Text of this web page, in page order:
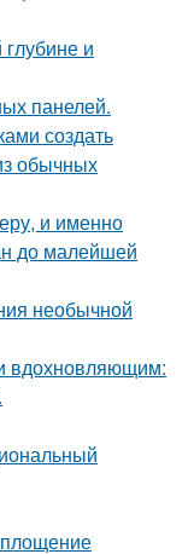
и
панелей.
создать
обычных
и именно
до малейшей
необычной
вдохновляющим: